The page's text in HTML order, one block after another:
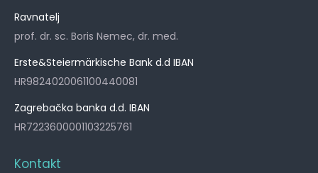
Ravnatelj
prof. dr. sc. Boris Nemec, dr. med.
Erste&Steiermärkische Bank d.d IBAN
HR9824020061100440081
Zagrebačka banka d.d. IBAN
HR7223600001103225761
Kontakt